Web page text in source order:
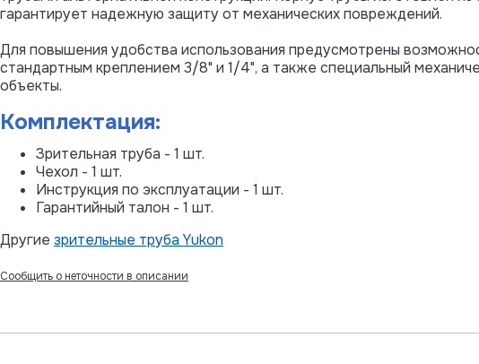
гарантирует надежную защиту от механических повреждений.
Для повышения удобства использования предусмотрены
стандартным креплением 3/8" и 1/4", а также специальный
объекты.
Комплектация:
Зрительная труба - 1 шт.
Чехол - 1 шт.
Инструкция по эксплуатации - 1 шт.
Гарантийный талон - 1 шт.
Другие зрительные труба Yukon
Сообщить о неточности в описании